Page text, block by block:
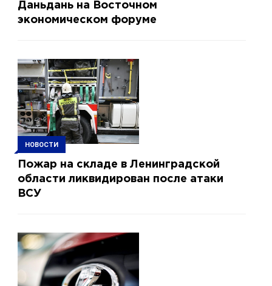
Даньдань на Восточном
экономическом форуме
НОВОСТИ
Пожар на складе в Ленинградской
области ликвидирован после атаки
ВСУ